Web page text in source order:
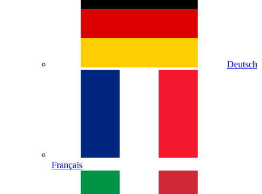
Deutsch
Français